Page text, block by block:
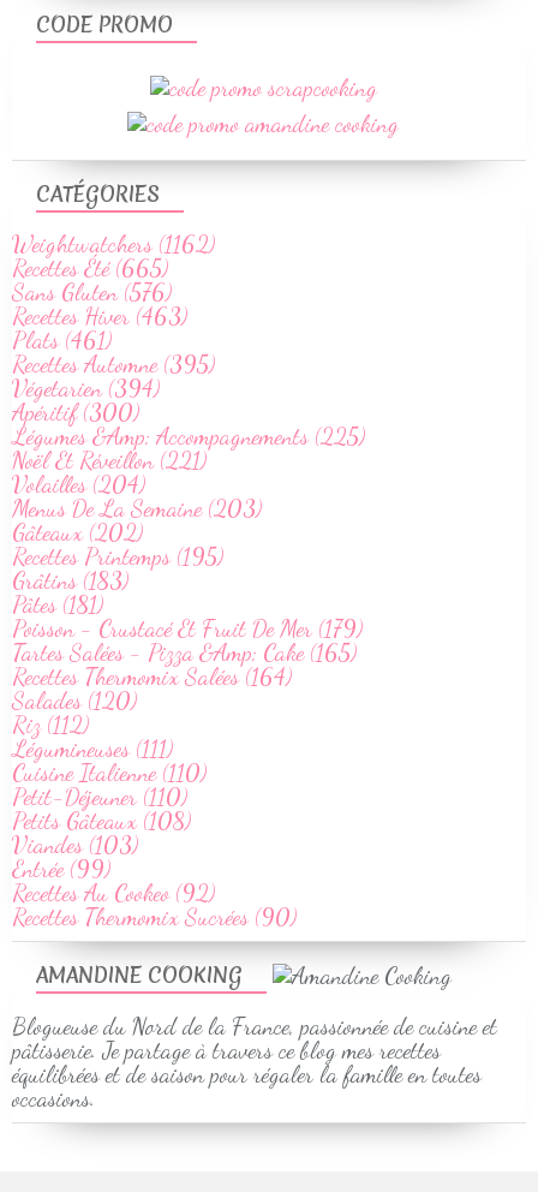
AMANDINE COOKING
Blogueuse du Nord de la France, passionnée de cuisine et
pâtisserie. Je partage à travers ce blog mes recettes
équilibrées et de saison pour régaler la famille en toutes
occasions.
CATÉGORIES
Weightwatchers (1162)
Recettes Été (665)
Sans Gluten (576)
Recettes Hiver (463)
Plats (461)
Recettes Automne (395)
Végetarien (394)
Apéritif (300)
Légumes &Amp; Accompagnements (225)
Noël Et Réveillon (221)
Volailles (204)
Menus De La Semaine (203)
Gâteaux (202)
Recettes Printemps (195)
Grâtins (183)
Pâtes (181)
Poisson - Crustacé Et Fruit De Mer (179)
Tartes Salées - Pizza &Amp; Cake (165)
Recettes Thermomix Salées (164)
Salades (120)
Riz (112)
Légumineuses (111)
Cuisine Italienne (110)
Petit-Déjeuner (110)
Petits Gâteaux (108)
Viandes (103)
Entrée (99)
Recettes Au Cookeo (92)
Recettes Thermomix Sucrées (90)
CODE PROMO